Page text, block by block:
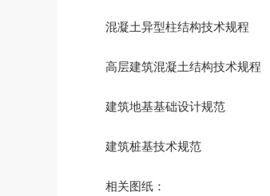
混凝土异型柱结构技术规程
高层建筑混凝土结构技术规程
建筑地基基础设计规范
建筑桩基技术规范
相关图纸：